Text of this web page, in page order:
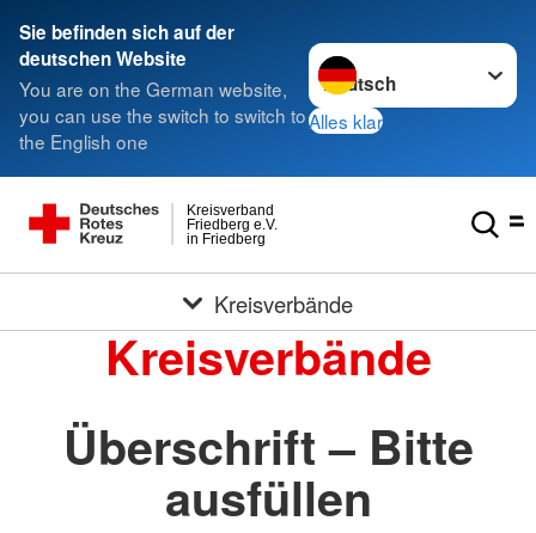
Sie befinden sich auf der
deutschen Website
You are on the German website,
you can use the switch to switch to
the English one
Sprache wechseln zu
Alles klar
in Friedberg
Friedberg e.V.
Kreisverband
Kreisverbände
Kreisverbände
Überschrift – Bitte
ausfüllen